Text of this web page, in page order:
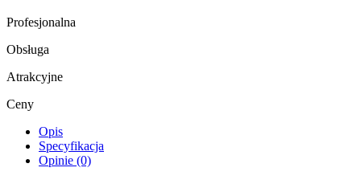
Profesjonalna
Obsługa
Atrakcyjne
Ceny
Opis
Specyfikacja
Opinie (0)